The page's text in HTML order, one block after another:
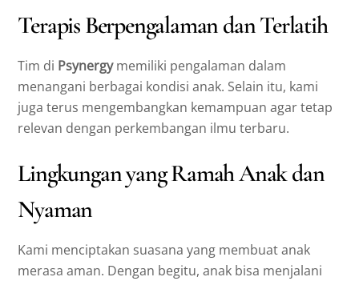
Terapis Berpengalaman dan Terlatih
Tim di Psynergymemiliki pengalaman dalam
menangani berbagai kondisi anak. Selain itu, kami
juga terus mengembangkan kemampuan agar tetap
relevan dengan perkembangan ilmu terbaru.
Lingkungan yang Ramah Anak dan
Nyaman
Kami menciptakan suasana yang membuat anak
merasa aman. Dengan begitu, anak bisa menjalani